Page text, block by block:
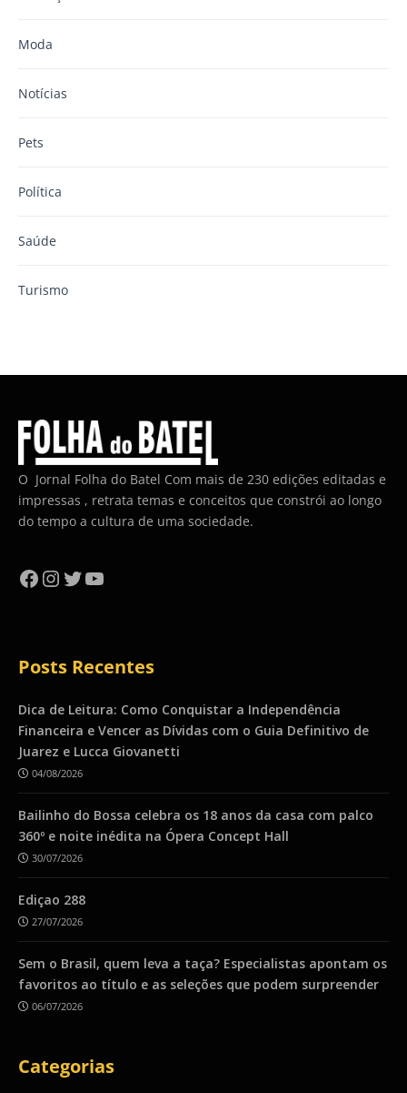
Moda
Notícias
Pets
Política
Saúde
Turismo
O Jornal Folha do Batel Com mais de 230 edições editadas e
impressas , retrata temas e conceitos que constrói ao longo
do tempo a cultura de uma sociedade.
Facebook
Instagram
Twitter
YouTube
Posts Recentes
Dica de Leitura: Como Conquistar a Independência
Financeira e Vencer as Dívidas com o Guia Definitivo de
Juarez e Lucca Giovanetti
04/08/2026
Bailinho do Bossa celebra os 18 anos da casa com palco
360º e noite inédita na Ópera Concept Hall
30/07/2026
Ediçao 288
27/07/2026
Sem o Brasil, quem leva a taça? Especialistas apontam os
favoritos ao título e as seleções que podem surpreender
06/07/2026
Categorias